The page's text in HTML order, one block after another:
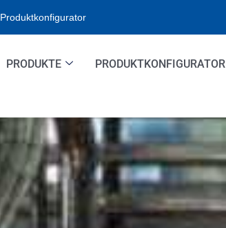
Produktkonfigurator
PRODUKTE PRODUKTKONFIGURATOR